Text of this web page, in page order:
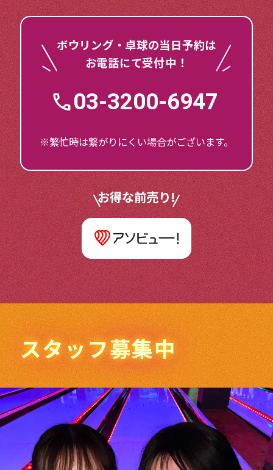
ボウリング・卓球の当日予約は
お電話にて受付中！
03-3200-6947
※繁忙時は繋がりにくい場合がございます。
お得な前売り!
スタッフ募集中